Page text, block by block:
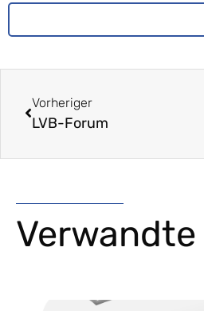
Vorheriger
LVB-Forum